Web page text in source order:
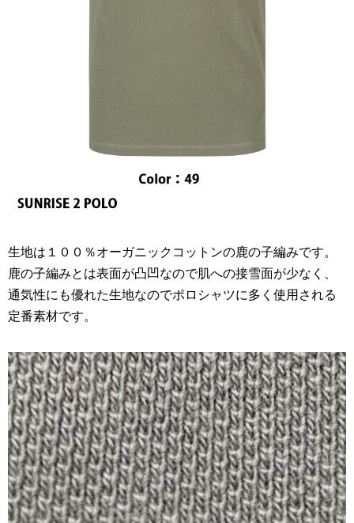
生地は１００％オーガニックコットンの鹿の子編みです。
鹿の子編みとは表面が凸凹なので肌への接雪面が少なく、
通気性にも優れた生地なのでポロシャツに多く使用される
定番素材です。